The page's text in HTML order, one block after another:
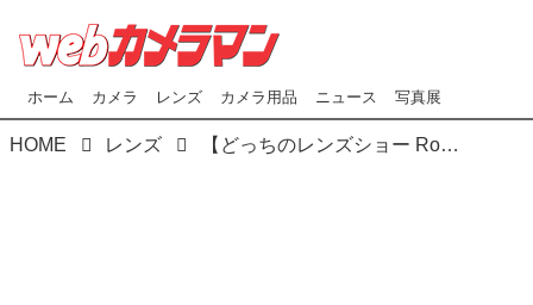
ホーム カメラ レンズ カメラ用品 ニュース 写真展
HOME レンズ 【どっちのレンズショー Round 4】NIKKOR Z 70-200㎜ f/2.8 VR SとNIKKOR Z 70-180㎜ f/2.8を比較してみた